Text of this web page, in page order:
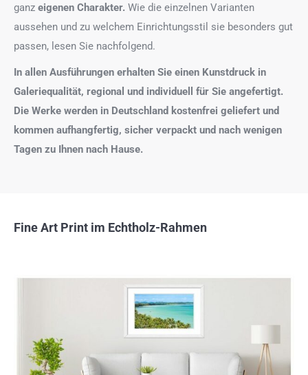
ganz eigenen Charakter. Wie die einzelnen Varianten
aussehen und zu welchem Einrichtungsstil sie besonders gut
passen, lesen Sie nachfolgend.
In allen Ausführungen erhalten Sie einen Kunstdruck in
Galeriequalität, regional und individuell für Sie angefertigt.
Die Werke werden in Deutschland kostenfrei geliefert und
kommen aufhangfertig, sicher verpackt und nach wenigen
Tagen zu Ihnen nach Hause.
Fine Art Print im Echtholz-Rahmen